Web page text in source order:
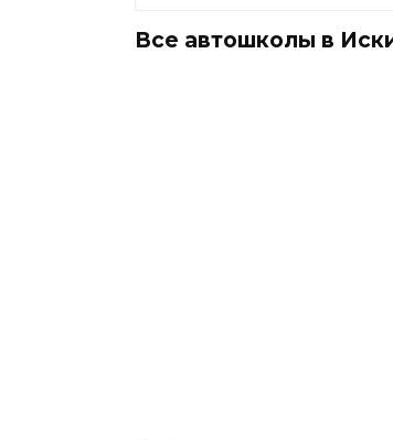
Все автошколы в